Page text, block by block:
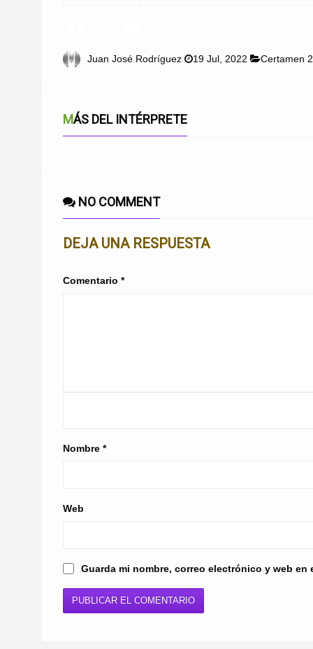
Juan José Rodríguez 19 Jul, 2022 Certamen
MÁS DEL INTÉRPRETE
NO COMMENT
DEJA UNA RESPUESTA
Comentario *
Nombre *
Web
Guarda mi nombre, correo electrónico y web